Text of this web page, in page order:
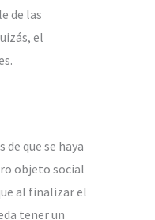
de las
el
que se haya
objeto social
al finalizar el
tener un